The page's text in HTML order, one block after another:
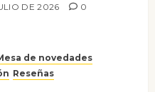
DE 2026 0
de novedades
Reseñas